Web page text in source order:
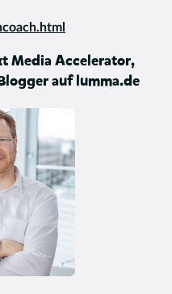
Media Accelerator,
auf lumma.de